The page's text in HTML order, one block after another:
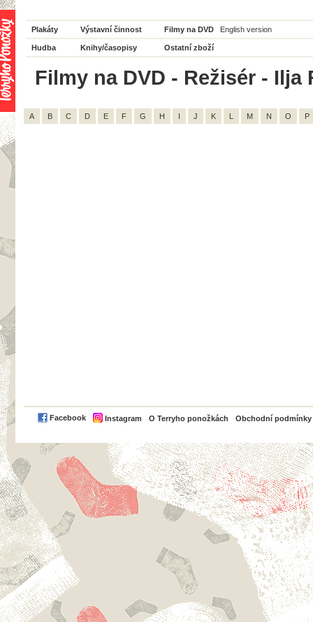
Plakáty Výstavní činnost Filmy na DVD English version
Hudba Knihy/časopisy Ostatní zboží
Filmy na DVD - Režisér -
A B C D E F G H I J K L M N O P
Facebook Instagram O Terryho ponožkách Obchodní podmínky
PayPal